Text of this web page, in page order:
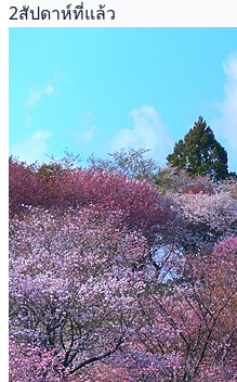
2สัปดาห์ที่แล้ว